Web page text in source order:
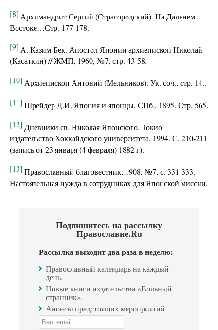
[8] Архимандрит Сергий (Страгородский). На Дальнем
Востоке…Стр. 177-178.
[9] А. Казим-Бек. Апостол Японии архиепископ Николай
(Касаткин) // ЖМП, 1960, №7, стр. 43-58.
[10] Архиепископ Антоний (Мельников). Ук. соч., стр. 14..
[11] Шрейдер Д.И. Япония и японцы. СПб., 1895. Стр. 565.
[12] Дневники св. Николая Японского. Токио,
издательство Хоккайдского университета, 1994. С. 210-211
(запись от 23 января (4 февраля) 1882 г).
[13] Православный благовестник, 1908, №7, с. 331-333.
Настоятельная нужда в сотрудниках для Японской миссии.
Подпишитесь на рассылку
Православие.Ru
Рассылка выходит два раза в неделю:
Православный календарь на каждый
день.
Новые книги издательства «Вольный
странник».
Анонсы предстоящих мероприятий.